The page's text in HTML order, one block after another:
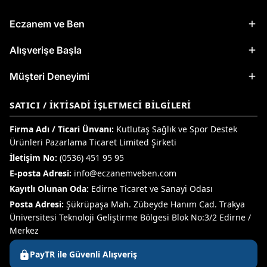
Eczanem ve Ben
Alışverişe Başla
Müşteri Deneyimi
SATICI / İKTISADI İŞLETMECI BILGILERI
Firma Adı / Ticari Ünvanı: Kutlutaş Sağlık ve Spor Destek
Ürünleri Pazarlama Ticaret Limited Şirketi
İletişim No: (0536) 451 95 95
E-posta Adresi: info@eczanemveben.com
Kayıtlı Olunan Oda: Edirne Ticaret ve Sanayi Odası
Posta Adresi: Şükrüpaşa Mah. Zübeyde Hanım Cad. Trakya
Üniversitesi Teknoloji Geliştirme Bölgesi Blok No:3/2 Edirne /
Merkez
PayTR ile Güvenli Alışveriş